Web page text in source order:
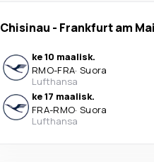
Chisinau - Frankfurt am
ke 10 maalisk.
RMO-FRA· Suora
Lufthansa
ke 17 maalisk.
FRA-RMO· Suora
Lufthansa